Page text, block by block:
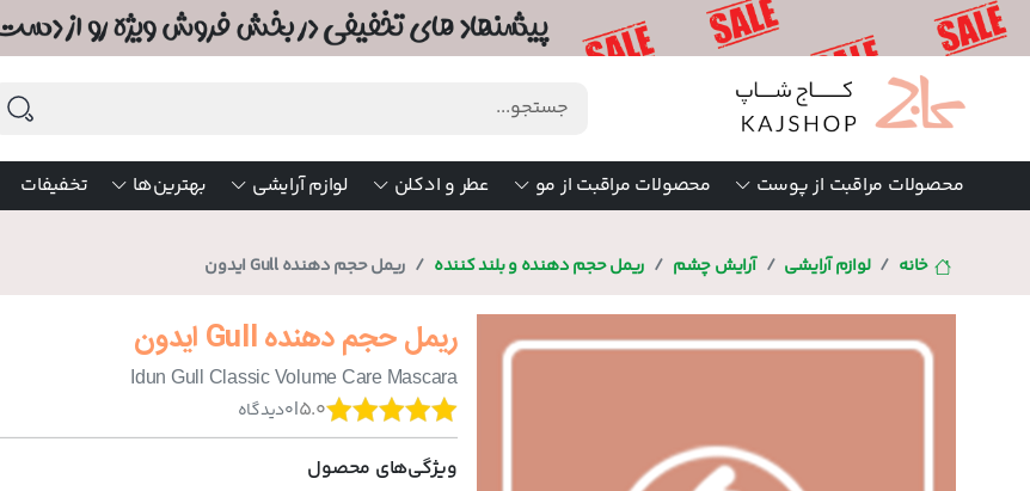
محصولات مراقبت از پوست محصولات مراقبت از مو عطر و ادکلن لوازم آرایشی بهترین‌ها تخفیفات
خانه لوازم آرایشی آرایش چشم ریمل حجم دهنده و بلند کننده ریمل حجم دهنده Gull ایدون
ریمل حجم دهنده Gull ایدون
Idun Gull Classic Volume Care Mascara
5.0
|
0دیدگاه
ویژگی‌های محصول